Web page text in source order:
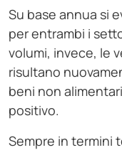
Su base annua si
per entrambi i
volumi, invece, le
risultano
beni non
positivo.
Sempre in termini